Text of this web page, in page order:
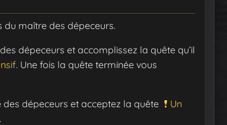
du maître des dépeceurs.
dépeceurs et accomplissez la quête qu’il
. Une fois la quête terminée vous
des dépeceurs et acceptez la quête
Un